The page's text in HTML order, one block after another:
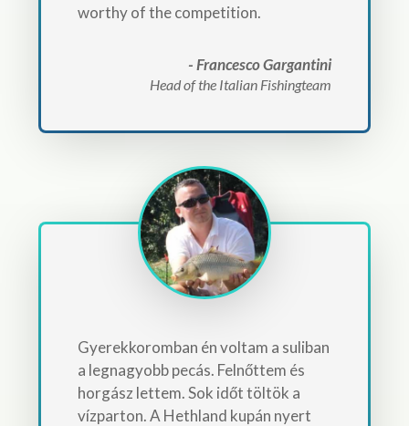
worthy of the competition.
- Francesco Gargantini
Head of the Italian Fishingteam
Gyerekkoromban én voltam a suliban
a legnagyobb pecás. Felnőttem és
horgász lettem. Sok időt töltök a
vízparton. A Hethland kupán nyert